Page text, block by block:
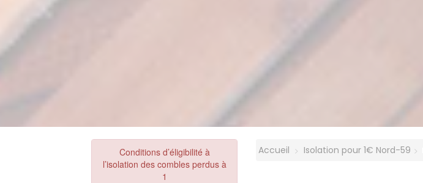
Conditions d’éligibilité à
l’isolation des combles perdus à
1
Accueil Isolation pour 1€ Nord-59